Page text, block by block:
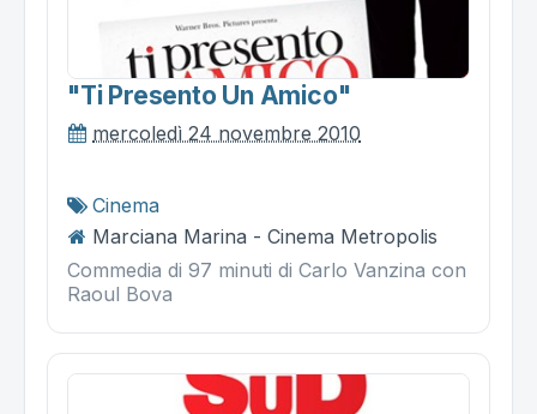
"ti Presento Un Amico"
mercoledì 24 novembre 2010
Cinema
Marciana Marina - Cinema Metropolis
Commedia di 97 minuti di Carlo Vanzina con
Raoul Bova